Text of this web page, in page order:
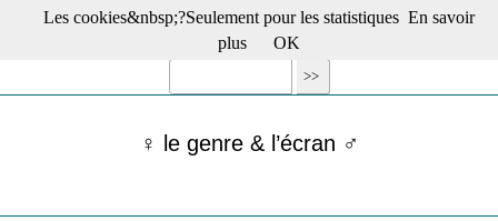
☰ Menu
Films récents
Films -TV/plates-formes♀ le genre & l’écran ♂
Les cookies&nbsp;?Seulement pour les statistiques En savoir
plus
OK